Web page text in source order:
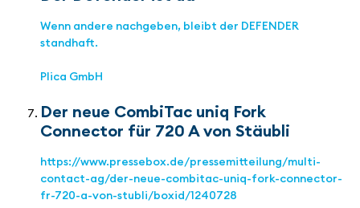
Wenn andere nachgeben, bleibt der DEFENDER
standhaft.
Plica GmbH
Der neue CombiTac uniq Fork
Connector für 720 A von Stäubli
https://www.pressebox.de/pressemitteilung/multi-
contact-ag/der-neue-combitac-uniq-fork-connector-
fr-720-a-von-stubli/boxid/1240728